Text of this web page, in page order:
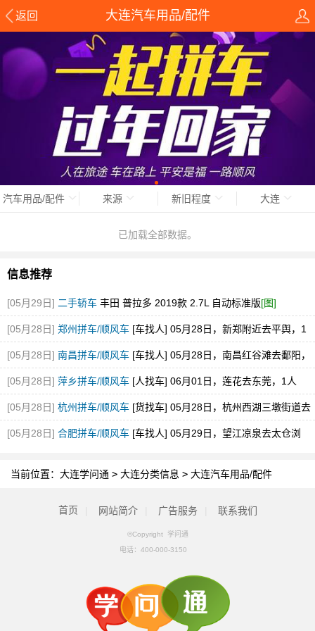
返回 大连汽车用品/配件
汽车用品/配件 来源 新旧程度 大连
已加载全部数据。
信息推荐
[05月29日] 二手轿车 丰田 普拉多 2019款 2.7L 自动标准版[图]
[05月28日] 郑州拼车/顺风车 [车找人] 05月28日，新郑附近去平舆，1
空位，途经新蔡
[05月28日] 南昌拼车/顺风车 [车找人] 05月28日，南昌红谷滩去鄱阳，
1空位
[05月28日] 萍乡拼车/顺风车 [人找车] 06月01日，莲花去东莞，1人
[05月28日] 杭州拼车/顺风车 [货找车] 05月28日，杭州西湖三墩街道去
砀山县经开区
[05月28日] 合肥拼车/顺风车 [车找人] 05月29日，望江凉泉去太仓浏
当前位置： 大连学问通 > 大连分类信息 > 大连汽车用品/配件
首页 网站简介 广告服务 联系我们
©Copyright 学问通
电话： 400-000-3150